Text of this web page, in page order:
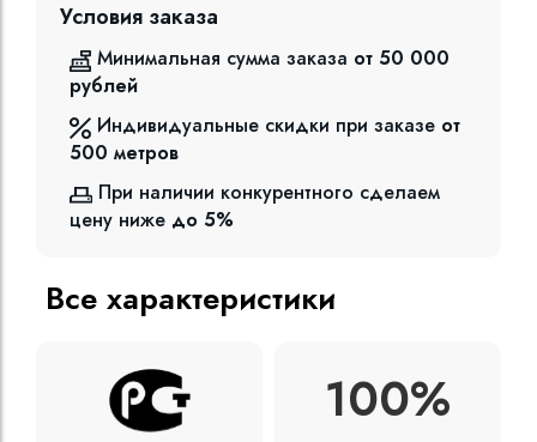
Условия заказа
Минимальная сумма заказа от 50 000
рублей
Индивидуальные скидки при заказе от
500 метров
При наличии конкурентного сделаем
цену ниже до 5%
Все характеристики
100%